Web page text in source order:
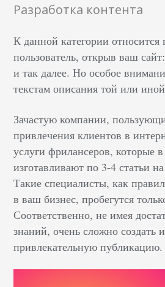
Разработка контента
К данной категории относится
пользователь, открыв ваш
и так далее. Но особое
текстам описания той или
Зачастую компании,
привлечения клиентов в
услуги фрилансеров, которые
изготавливают по 3-4 статьи
Такие специалисты, как
в ваш бизнес, пробегутся
Соответственно, не имея
знаний, очень сложно создать
привлекательную публикацию.